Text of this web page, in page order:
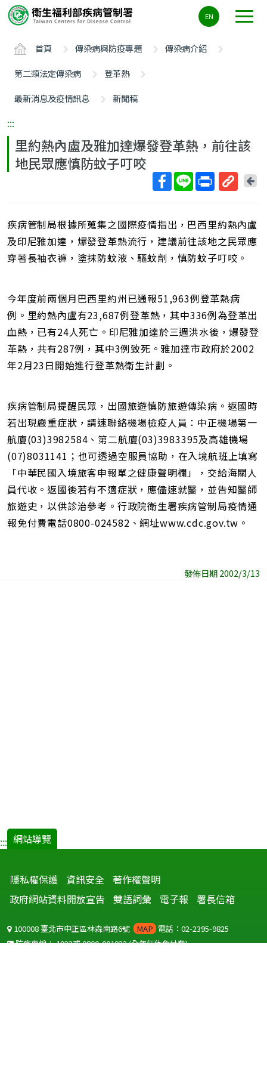
要
ALT+C
EN
首頁 傳染病與防疫專題
傳染病介紹
第二類法定傳染病
登革熱
最新消息及疫情訊息
新聞稿
:::
里約熱內盧及雅加達爆發登革熱，前往該
地民眾應慎防蚊子叮咬
短
網
址
回
疾病管制局根據所蒐集之國際疫情指出，巴西里約熱內盧
及印尼雅加達，爆發登革熱流行，建議前往該地之民眾應
穿著長袖衣褲，塗抹防蚊液、驅蚊劑，慎防蚊子叮咬。
今年度前兩個月巴西里約州已通報51,963例登革熱病
例。里約熱內盧有23,687例登革熱，其中336例為登革出
血熱，已有24人死亡。印尼雅加達於三週洪水後，爆發登
革熱，共有287例，其中3例致死。雅加達市政府於2002
年2月23日開始進行登革熱衛生計劃。
疾病管制局提醒民眾，出國旅遊慎防旅遊傳染病。返國時
若出現嚴重症狀，請速聯絡機場檢疫人員：中正機場第一
航廈(03)3982584、第二航廈(03)3983395及高雄機場
(07)8031141；也可透過空服員協助，在入境航班上填寫
「中華民國入境旅客申報單之健康聲明欄」，交給海關人
員代收。返國後若有不適症狀，應儘速就醫，並告知醫師
旅遊史，以供診治參考。行政院衛生署疾病管制局疫情通
報免付費電話0800-024582、網址www.cdc.gov.tw。
發佈日期 2002/3/13
::: 網站導覽
隱私權保護 資訊安全 著作權聲明
政府網站資料開放宣告
雙語詞彙 電子報 署長信箱
100008 臺北市中正區林森南路6號 MAP 電話：02-2395-9825
防疫專線：1922或0800-001922(全年無休免付費)